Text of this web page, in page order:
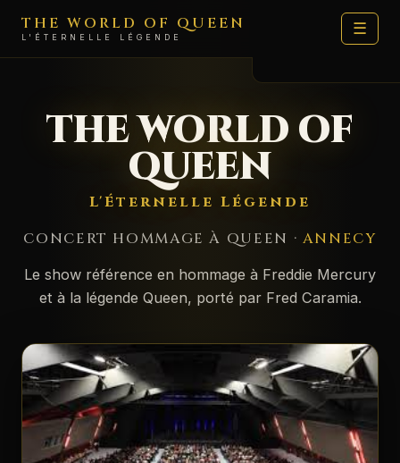
THE WORLD OF QUEEN
L'ÉTERNELLE LÉGENDE ☰
DATES
FAN ZONE
MÉDIAS
CONTACT PROD
ESPACE PRO
THE WORLD OF
QUEEN
L'Éternelle Légende
CONCERT HOMMAGE À QUEEN · ANNECY
Le show référence en hommage à Freddie Mercury
et à la légende Queen, porté par Fred Caramia.